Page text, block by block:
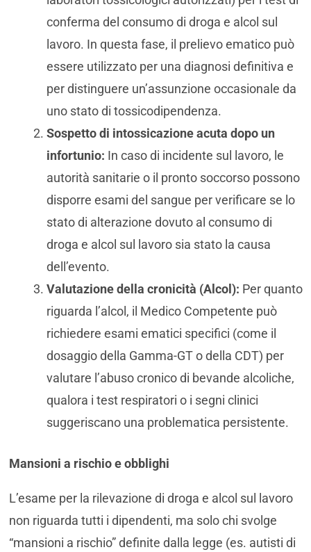
conferma del consumo di droga e alcol sul
lavoro. In questa fase, il prelievo ematico può
essere utilizzato per una diagnosi definitiva e
per distinguere un’assunzione occasionale da
uno stato di tossicodipendenza.
Sospetto di intossicazione acuta dopo un
infortunio: In caso di incidente sul lavoro, le
autorità sanitarie o il pronto soccorso possono
disporre esami del sangue per verificare se lo
stato di alterazione dovuto al consumo di
droga e alcol sul lavoro sia stato la causa
dell’evento.
Valutazione della cronicità (Alcol): Per quanto
riguarda l’alcol, il Medico Competente può
richiedere esami ematici specifici (come il
dosaggio della Gamma-GT o della CDT) per
valutare l’abuso cronico di bevande alcoliche,
qualora i test respiratori o i segni clinici
suggeriscano una problematica persistente.
Mansioni a rischio e obblighi
L’esame per la rilevazione di droga e alcol sul lavoro
non riguarda tutti i dipendenti, ma solo chi svolge
“mansioni a rischio” definite dalla legge (es. autisti di